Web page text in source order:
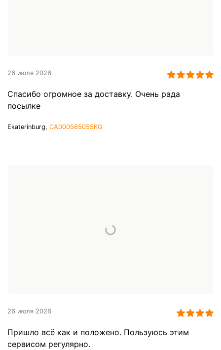
26 июля 2026
Спасибо огромное за доставку. Очень рада
посылке
Ekaterinburg, CA000565055KG
26 июля 2026
Пришло всё как и положено. Пользуюсь этим
сервисом регулярно.